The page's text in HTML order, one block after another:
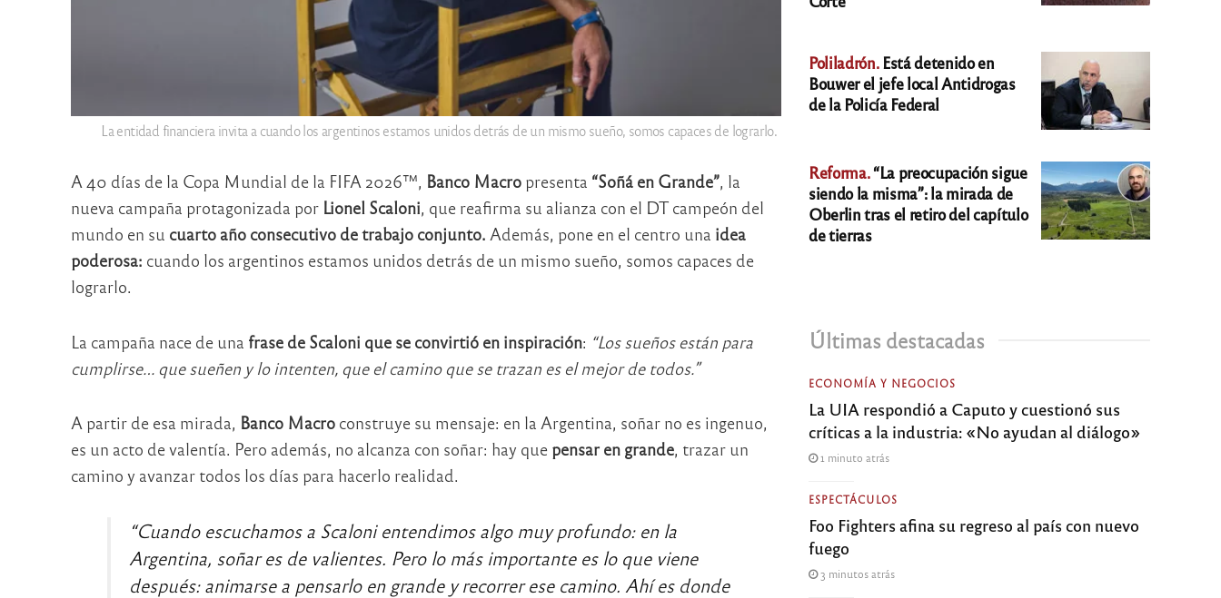
La entidad financiera invita a cuando los argentinos estamos unidos detrás de un mismo sueño, somos capaces de lograrlo.
A 40 días de la Copa Mundial de la FIFA 2026™, Banco Macropresenta “Soñá en Grande”, la
nueva campaña protagonizada por Lionel Scaloni, que reafirma su alianza con el DT campeón del
mundo en su cuarto año consecutivo de trabajo conjunto. Además, pone en el centro una idea
poderosa: cuando los argentinos estamos unidos detrás de un mismo sueño, somos capaces de
lograrlo.
La campaña nace de una frase de Scaloni que se convirtió en inspiración: “Los sueños están para
cumplirse… que sueñen y lo intenten, que el camino que se trazan es el mejor de todos.”
A partir de esa mirada, Banco Macroconstruye su mensaje: en la Argentina, soñar no es ingenuo,
es un acto de valentía. Pero además, no alcanza con soñar: hay que pensar en grande, trazar un
camino y avanzar todos los días para hacerlo realidad.
“Cuando escuchamos a Scaloni entendimos algo muy profundo: en la
Argentina, soñar es de valientes. Pero lo más importante es lo que viene
después: animarse a pensarlo en grande y recorrer ese camino. Ahí es donde
Poliladrón.Está detenido en
Bouwer el jefe local Antidrogas
de la Policía Federal
Reforma.“La preocupación sigue
siendo la misma”: la mirada de
Oberlin tras el retiro del capítulo
de tierras
Últimas destacadas
ECONOMÍA Y NEGOCIOS
La UIA respondió a Caputo y cuestionó sus
críticas a la industria: «No ayudan al diálogo»
1 minuto atrás
ESPECTÁCULOS
Foo Fighters afina su regreso al país con nuevo
fuego
3 minutos atrás